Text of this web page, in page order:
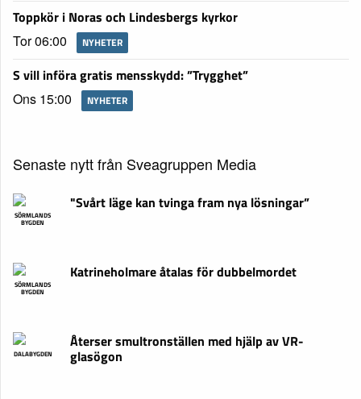
Toppkör i Noras och Lindesbergs kyrkor
Tor 06:00 NYHETER
S vill införa gratis mensskydd: ”Trygghet”
Ons 15:00 NYHETER
Senaste nytt från Sveagruppen Media
SÖRMLANDS
BYGDEN
"Svårt läge kan tvinga fram nya lösningar”
SÖRMLANDS
BYGDEN
Katrineholmare åtalas för dubbelmordet
DALABYGDEN
Återser smultronställen med hjälp av VR-
glasögon